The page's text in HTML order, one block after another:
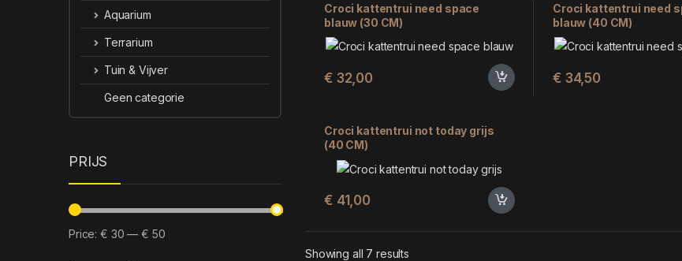
Croci kattentrui need space
blauw (30 CM)
€ 32,00
Croci kattentrui need
blauw (40 CM)
€ 34,50
Croci kattentrui not today grijs
(40 CM)
€ 41,00
Showing all 7 results
Aquarium
Terrarium
Tuin & Vijver
Geen categorie
PRIJS
Price:€ 30 —€ 50